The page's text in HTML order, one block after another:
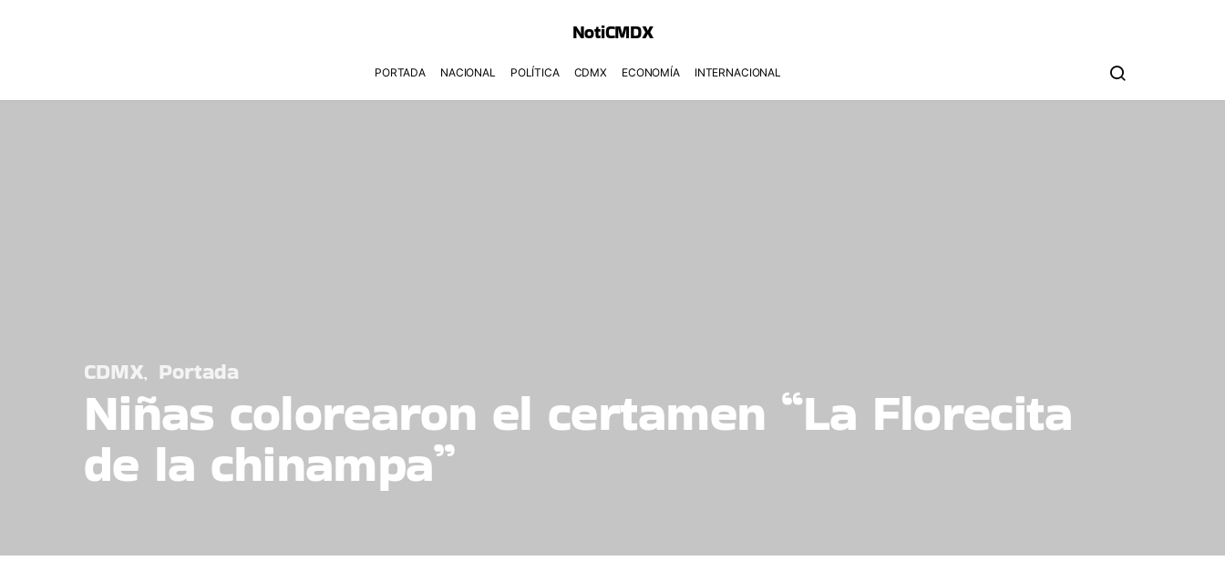
NotiCMDX
PORTADA NACIONAL POLÍTICA CDMX ECONOMÍA INTERNACIONAL
CDMX Portada
Niñas colorearon el certamen “La Florecita
de la chinampa”